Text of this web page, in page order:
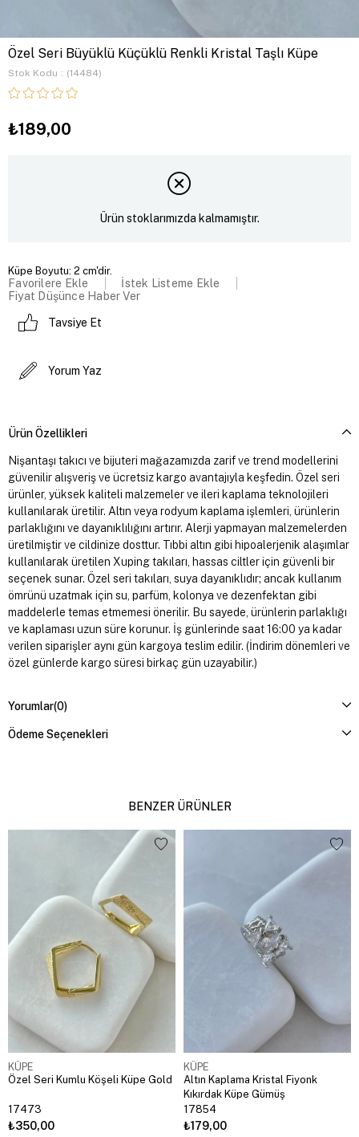
Özel Seri Büyüklü Küçüklü Renkli Kristal Taşlı Küpe
Stok Kodu (14484)
₺189,00
Ürün stoklarımızda kalmamıştır.
Küpe Boyutu: 2 cm'dir.
Favorilere Ekle
İstek Listeme Ekle
Fiyat Düşünce Haber Ver
Tavsiye Et
Yorum Yaz
Ürün Özellikleri
Nişantaşı takıcı ve bijuteri mağazamızda zarif ve trend modellerini
güvenilir alışveriş ve ücretsiz kargo avantajıyla keşfedin. Özel seri
ürünler, yüksek kaliteli malzemeler ve ileri kaplama teknolojileri
kullanılarak üretilir. Altın veya rodyum kaplama işlemleri, ürünlerin
parlaklığını ve dayanıklılığını artırır. Alerji yapmayan malzemelerden
üretilmiştir ve cildinize dosttur. Tıbbi altın gibi hipoalerjenik alaşımlar
kullanılarak üretilen Xuping takıları, hassas ciltler için güvenli bir
seçenek sunar. Özel seri takıları, suya dayanıklıdır; ancak kullanım
ömrünü uzatmak için su, parfüm, kolonya ve dezenfektan gibi
maddelerle temas etmemesi önerilir. Bu sayede, ürünlerin parlaklığı
ve kaplaması uzun süre korunur. İş günlerinde saat 16:00 ya kadar
verilen siparişler aynı gün kargoya teslim edilir. (İndirim dönemleri ve
özel günlerde kargo süresi birkaç gün uzayabilir.)
Yorumlar(0)
Ödeme Seçenekleri
BENZER ÜRÜNLER
KÜPE
Özel Seri Kumlu Köşeli Küpe Gold
17473
₺350,00
KÜPE
Altın Kaplama Kristal Fiyonk
Kıkırdak Küpe Gümüş
17854
₺179,00